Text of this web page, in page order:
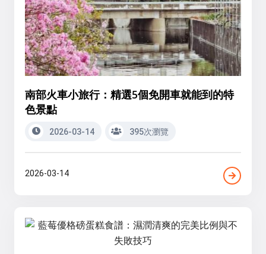
南部火車小旅行：精選5個免開車就能到的特
色景點
2026-03-14 395次瀏覽
2026-03-14